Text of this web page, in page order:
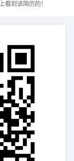
看到该简历的！